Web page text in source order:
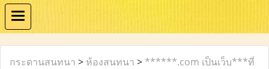
กระดานสนทนา > ห้องสนทนา > ******.com เป็นเว็บ***ที่